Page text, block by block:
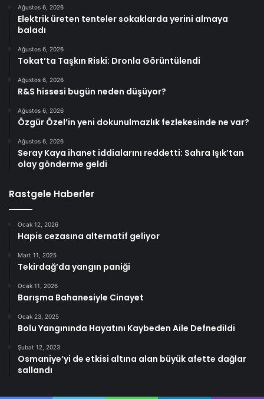
Ağustos 6, 2026
Elektrik üreten tenteler sokaklarda yerini almaya
baladı
Ağustos 6, 2026
Tokat’ta Taşkın Riski: Dronla Görüntülendi
Ağustos 6, 2026
R&S hissesi bugün neden düşüyor?
Ağustos 6, 2026
Özgür Özel’in yeni dokunulmazlık fezlekesinde ne var?
Ağustos 6, 2026
Seray Kaya ihanet iddialarını reddetti: Sahra Işık’tan
olay gönderme geldi
Rastgele Haberler
Ocak 12, 2026
Hapis cezasına alternatif geliyor
Mart 11, 2025
Tekirdağ’da yangın paniği
Ocak 11, 2026
Barışma Bahanesiyle Cinayet
Ocak 23, 2025
Bolu Yangınında Hayatını Kaybeden Aile Defnedildi
Şubat 12, 2023
Osmaniye’yi de etkisi altına alan büyük afette dağlar
sallandı